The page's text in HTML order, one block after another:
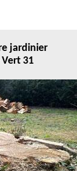
jardinier
Vert 31